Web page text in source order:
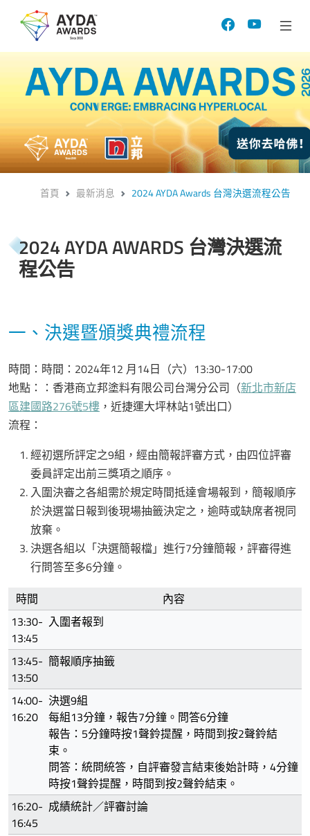
首頁 最新消息 2024 AYDA Awards 台灣決選流程公告
2024 AYDA AWARDS 台灣決選流
程公告
一、決選暨頒獎典禮流程
時間：時間：2024年12 月14日（六）13:30-17:00
地點：：香港商立邦塗料有限公司台灣分公司（新北市新店
區建國路276號5樓 ，近捷運大坪林站1號出口）
流程：
經初選所評定之9組，經由簡報評審方式，由四位評審
委員評定出前三獎項之順序。
入圍決審之各組需於規定時間抵達會場報到，簡報順序
於決選當日報到後現場抽籤決定之，逾時或缺席者視同
放棄。
決選各組以「決選簡報檔」進行7分鐘簡報，評審得進
行問答至多6分鐘。
時間
內容
13:30-
13:45
入圍者報到
13:45-
13:50
簡報順序抽籤
14:00-
16:20
決選9組
每組13分鐘，報告7分鐘。問答6分鐘
報告：5分鐘時按1聲鈴提醒，時間到按2聲鈴結
束。
問答：統問統答，自評審發言結束後始計時，4分鐘
時按1聲鈴提醒，時間到按2聲鈴結束。
16:20-
16:45
成績統計／評審討論